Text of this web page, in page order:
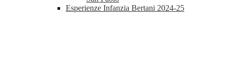
Esperienze Infanzia Bertani 2024-25